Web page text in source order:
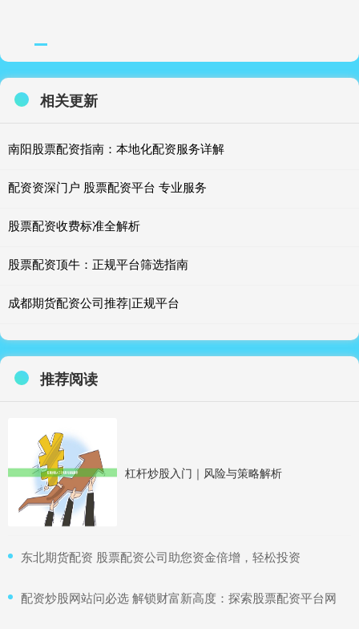
相关更新
南阳股票配资指南：本地化配资服务详解
配资资深门户 股票配资平台 专业服务
股票配资收费标准全解析
股票配资顶牛：正规平台筛选指南
成都期货配资公司推荐|正规平台
推荐阅读
杠杆炒股入门｜风险与策略解析
​东北期货配资 股票配资公司助您资金倍增，轻松投资
​配资炒股网站问必选 解锁财富新高度：探索股票配资平台网